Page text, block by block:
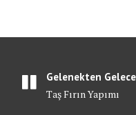
Gelenekten
Taş Fırın Yapımı